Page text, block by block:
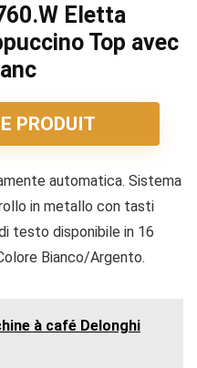
Eletta
Top avec
PRODUIT
automatica. Sistema
in metallo con tasti
testo disponibile in 16
Bianco/Argento.
à café Delonghi